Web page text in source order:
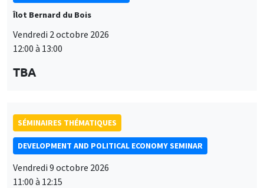
Îlot Bernard du Bois
Vendredi 2 octobre 2026
12:00 à 13:00
TBA
SÉMINAIRES THÉMATIQUES
DEVELOPMENT AND POLITICAL ECONOMY SEMINAR
Vendredi 9 octobre 2026
11:00 à 12:15